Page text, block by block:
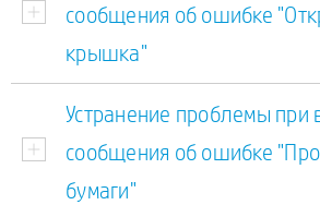
сообщения об ошибке
крышка"
Устранение проблемы при
сообщения об ошибке
бумаги"